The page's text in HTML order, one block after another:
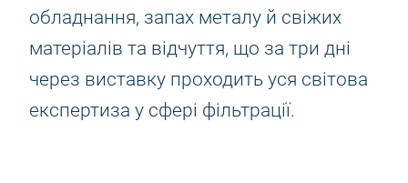
обладнання, запах металу й свіжих
матеріалів та відчуття, що за три дні
через виставку проходить уся світова
експертиза у сфері фільтрації.